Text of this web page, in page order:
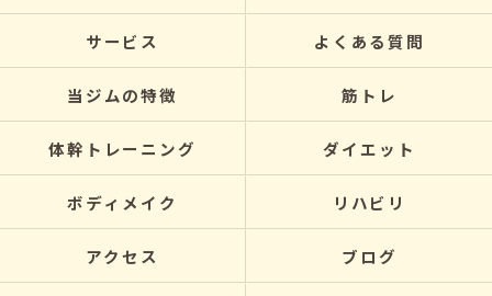
サービス よくある質問
当ジムの特徴 筋トレ
体幹トレーニング ダイエット
ボディメイク リハビリ
アクセス ブログ